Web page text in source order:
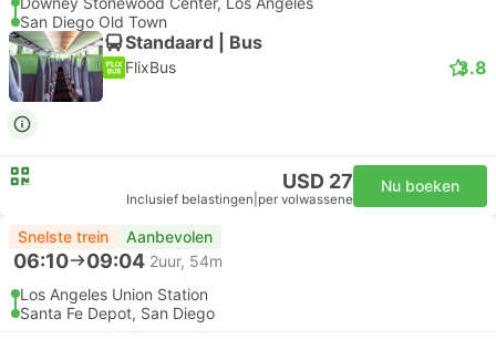
San Diego Old Town
Standaard | Bus
FlixBus 3.8
USD 27
Inclusief belastingen per volwassene
Nu boeken
Snelste trein Aanbevolen
06:10 09:04 2uur, 54m
Los Angeles Union Station
Santa Fe Depot, San Diego